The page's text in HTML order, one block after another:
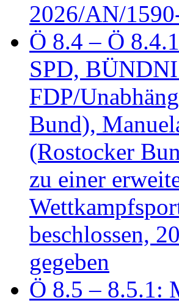
2026/AN/
Ö 8.4 – Ö
SPD,
FDP/
Bund),
(Rostocker
zu einer
beschlossen,
gegeben
Ö 8.5 – 8.5.1: